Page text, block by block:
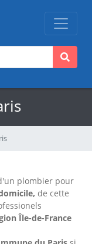
plombier pour
de cette
Île-de-France